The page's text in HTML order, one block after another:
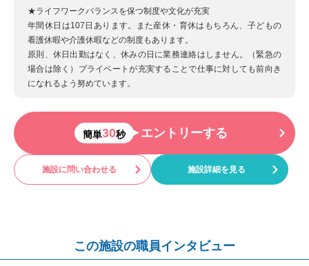
★ライフワークバランスを保つ制度や文化が充実
年間休日は107日あります。また産休・育休はもちろん、子どもの
看護休暇や介護休暇などの制度もあります。
原則、休日出勤はなく、休みの日に業務連絡はしません。（緊急の
場合は除く）プライベートが充実することで仕事に対しても前向き
になれるよう努めています。
簡単30秒 エントリーする
施設に問い合わせる 施設詳細を見る
この施設の職員インタビュー